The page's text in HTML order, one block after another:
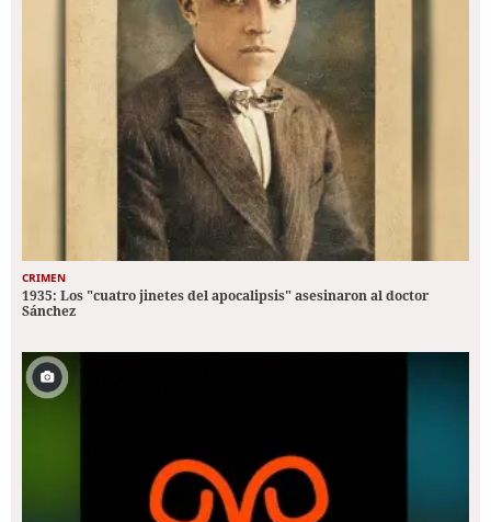
CRIMEN
1935: Los "cuatro jinetes del apocalipsis" asesinaron al doctor
Sánchez